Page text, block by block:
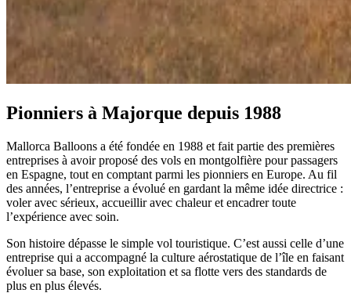
Pionniers à Majorque depuis 1988
Mallorca Balloons a été fondée en 1988 et fait partie des premières
entreprises à avoir proposé des vols en montgolfière pour passagers
en Espagne, tout en comptant parmi les pionniers en Europe. Au fil
des années, l’entreprise a évolué en gardant la même idée directrice :
voler avec sérieux, accueillir avec chaleur et encadrer toute
l’expérience avec soin.
Son histoire dépasse le simple vol touristique. C’est aussi celle d’une
entreprise qui a accompagné la culture aérostatique de l’île en faisant
évoluer sa base, son exploitation et sa flotte vers des standards de
plus en plus élevés.